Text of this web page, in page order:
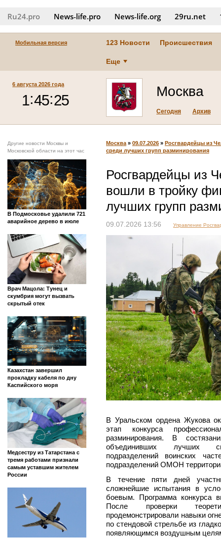
Ru24.pro News‑life.pro News‑life.org 29ru.net
Мобильная версия 123 Новости Происшествия
Еще
6 августа 2026 года Москва
Сегодня Архив
Другие новости Москвы и
Московской области на этот час
В Подмосковье удалили 721
аварийное дерево в июле
Врач Мацола: Тунец и
скумбрия могут вызвать
скрытый отек
Казахстан завершил
прокладку кабеля по дну
Каспийского моря
Медсестру из Татарстана с
тремя работами признали
самым уставшим жителем
России
Москва » 09.07.2026 » Росгвардейцы из
среди лучших групп разминирования
Росгвардейцы из
вошли в тройку
лучших групп
09.07.2026 13:56 Управление
В Уральском ордена Жукова
этап конкурса
разминирования. В
объединивших лучших
подразделений воинских
подразделений ОМОН
В течение пяти дней
сложнейшие испытания в
боевым. Программа конкурса
После проверки
продемонстрировали навыки
по стендовой стрельбе из
появляющимся воздушным